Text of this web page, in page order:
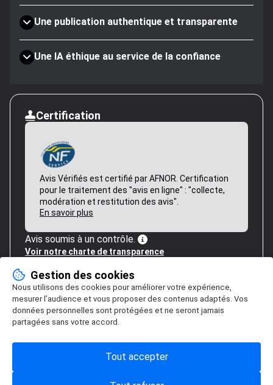
Une publication authentique et transparente
Une IA éthique au service de la confiance
Certification
Avis Vérifiés est certifié par AFNOR. Certification
pour le traitement des "avis en ligne" : "collecte,
modération et restitution des avis".
En savoir plus
Avis soumis à un contrôle.
Voir notre charte de transparence
Gestion des cookies
Nous utilisons des cookies pour améliorer votre expérience,
mesurer l’audience et vous proposer des contenus adaptés. Vos
données personnelles sont protégées et ne seront jamais
partagées sans votre accord.
Tout accepter